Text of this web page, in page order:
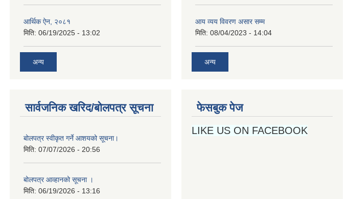
आर्थिक ऐन, २०८१
मिति: 06/19/2025 - 13:02
अन्य
सार्वजनिक खरिद/बोलपत्र सूचना
बोलपत्र स्वीकृत गर्ने आशयको सूचना।
मिति: 07/07/2026 - 20:56
बोलपत्र आव्हानको सूचना ।
मिति: 06/19/2026 - 13:16
आय व्यय विवरण असार सम्म
मिति: 08/04/2023 - 14:04
अन्य
फेसबुक पेज
LIKE US ON FACEBOOK